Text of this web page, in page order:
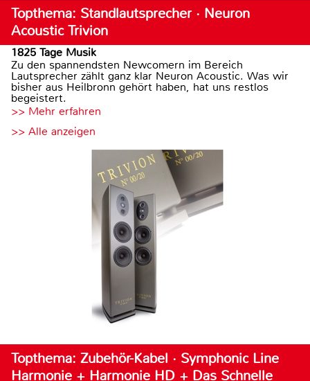
Topthema: Standlautsprecher · Neuron
Acoustic Trivion
1825 Tage Musik
Zu den spannendsten Newcomern im Bereich
Lautsprecher zählt ganz klar Neuron Acoustic. Was wir
bisher aus Heilbronn gehört haben, hat uns restlos
begeistert.
>> Mehr erfahren
>> Alle anzeigen
Topthema: Zubehör-Kabel · Symphonic Line
Harmonie + Harmonie HD + Das Schnelle